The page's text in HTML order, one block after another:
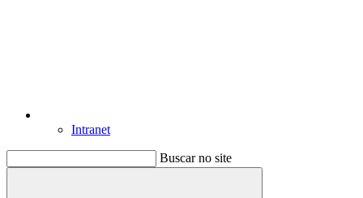
Intranet
Buscar no site